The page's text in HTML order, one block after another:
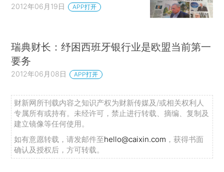
2012年06月19日 APP打开
瑞典财长：纾困西班牙银行业是欧盟当前第一
要务
2012年06月08日 APP打开
财新网所刊载内容之知识产权为财新传媒及/或相关权利人
专属所有或持有。未经许可，禁止进行转载、摘编、复制及
建立镜像等任何使用。
如有意愿转载，请发邮件至hello@caixin.com ，获得书面
确认及授权后，方可转载。